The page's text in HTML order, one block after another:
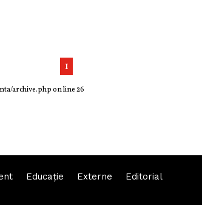
1
archive.phpon line26
Educaţie Externe Editorial